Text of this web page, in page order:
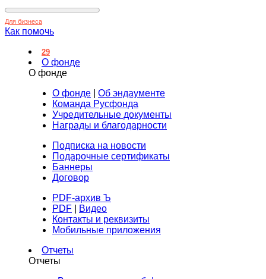
Для бизнеса
Как помочь
29
О фонде
О фонде
О фонде
Об эндаументе
Команда Русфонда
Учредительные документы
Награды и благодарности
Подписка на новости
Подарочные сертификаты
Баннеры
Договор
PDF-архив Ъ
PDF
Видео
Контакты и реквизиты
Мобильные приложения
Отчеты
Отчеты